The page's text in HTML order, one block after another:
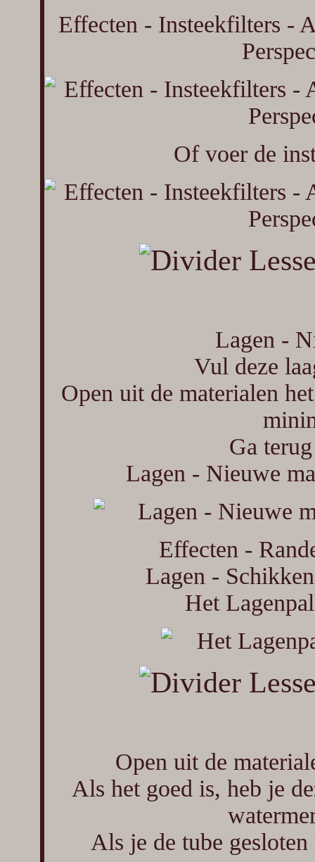
Effecten - Insteekfilters -
Of voer de
Lagen -
Vul deze
Open uit de materialen
Ga
Lagen - Nieuwe
Effecten -
Lagen -
Het
Open uit de
Als het goed is, heb je
Als je de tube